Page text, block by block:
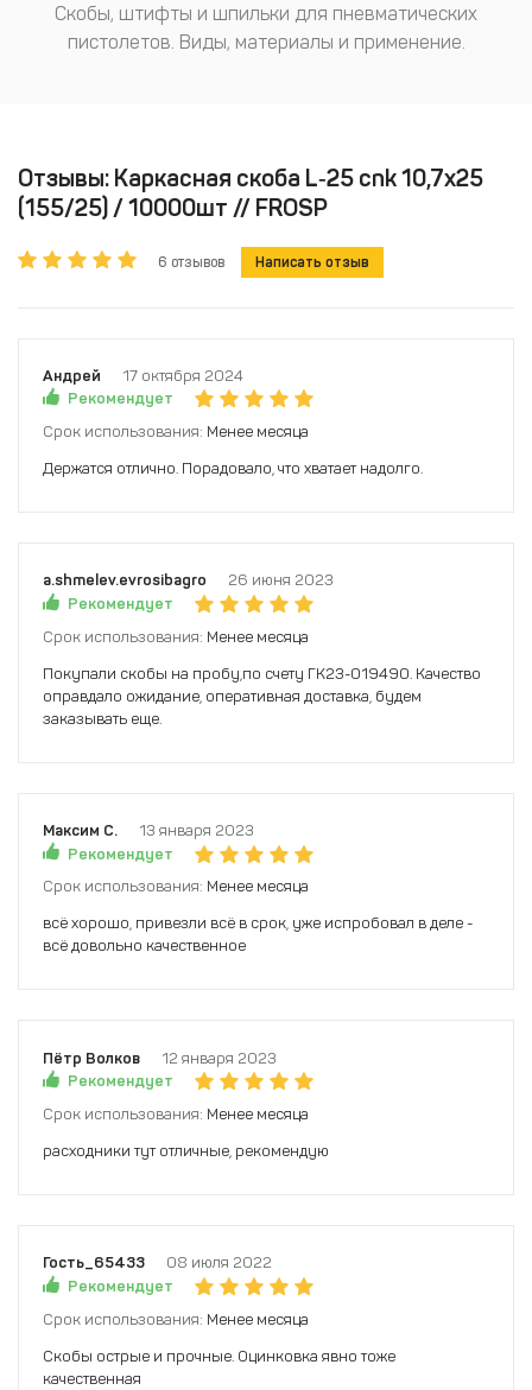
Скобы, штифты и шпильки для пневматических
пистолетов. Виды, материалы и применение.
Отзывы: Каркасная скоба L‑25 cnk 10,7х25
(155/25) / 10000шт // FROSP
6 отзывов Написать отзыв
Андрей
17 октября 2024
Рекомендует
Срок использования: Менее месяца
Держатся отлично. Порадовало, что хватает надолго.
a.shmelev.evrosibagro
26 июня 2023
Рекомендует
Срок использования: Менее месяца
Покупали скобы на пробу,по счету ГК23-019490. Качество
оправдало ожидание, оперативная доставка, будем
заказывать еще.
Максим С.
13 января 2023
Рекомендует
Срок использования: Менее месяца
всё хорошо, привезли всё в срок, уже испробовал в деле -
всё довольно качественное
Пётр Волков
12 января 2023
Рекомендует
Срок использования: Менее месяца
расходники тут отличные, рекомендую
Гость_65433
08 июля 2022
Рекомендует
Срок использования: Менее месяца
Скобы острые и прочные. Оцинковка явно тоже
качественная